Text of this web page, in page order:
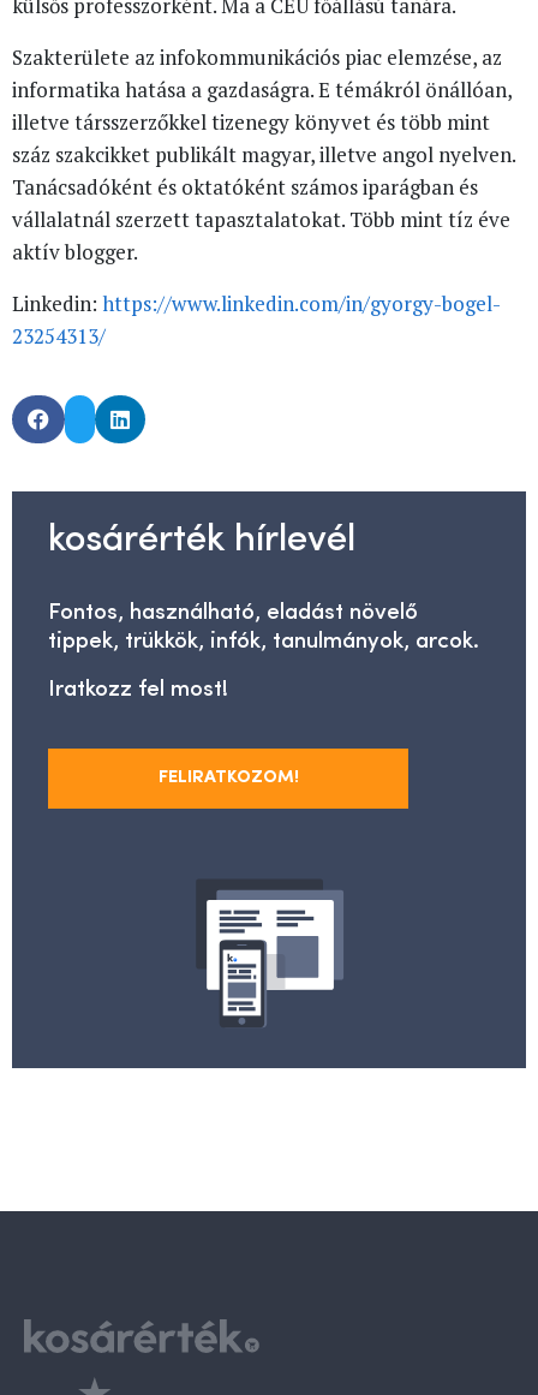
Szakterülete az infokommunikációs piac elemzése, az
informatika hatása a gazdaságra. E témákról önállóan,
illetve társszerzőkkel tizenegy könyvet és több mint
száz szakcikket publikált magyar, illetve angol nyelven.
Tanácsadóként és oktatóként számos iparágban és
vállalatnál szerzett tapasztalatokat. Több mint tíz éve
aktív blogger.
Linkedin: https://www.linkedin.com/in/gyorgy-bogel-
23254313/
kosárérték hírlevél
Fontos, használható, eladást növelő
tippek, trükkök, infók, tanulmányok, arcok.
Iratkozz fel most!
FELIRATKOZOM!